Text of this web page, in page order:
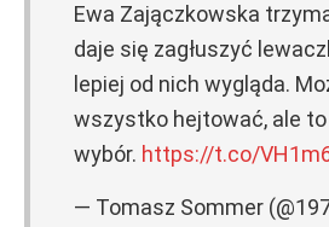
Ewa Zajączkowska
daje się zagłuszyć
lepiej od nich wygląda.
wszystko hejtować, ale to
wybór. https://t.co/
— Tomasz Sommer